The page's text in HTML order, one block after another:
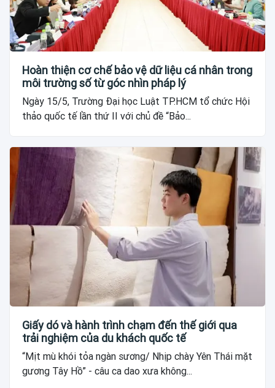
Hoàn thiện cơ chế bảo vệ dữ liệu cá nhân trong
môi trường số từ góc nhìn pháp lý
Ngày 15/5, Trường Đại học Luật TP.HCM tổ chức Hội
thảo quốc tế lần thứ II với chủ đề “Bảo...
Giấy dó và hành trình chạm đến thế giới qua
trải nghiệm của du khách quốc tế
“Mịt mù khói tỏa ngàn sương/ Nhịp chày Yên Thái mặt
gương Tây Hồ” - câu ca dao xưa không...